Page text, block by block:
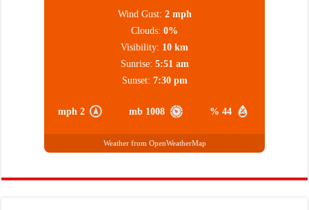
44 %
1008 mb
2 mph
Wind Gust: 2 mph
Clouds: 0%
Visibility: 10 km
Sunrise: 5:51 am
Sunset: 7:30 pm
Weather from OpenWeatherMap